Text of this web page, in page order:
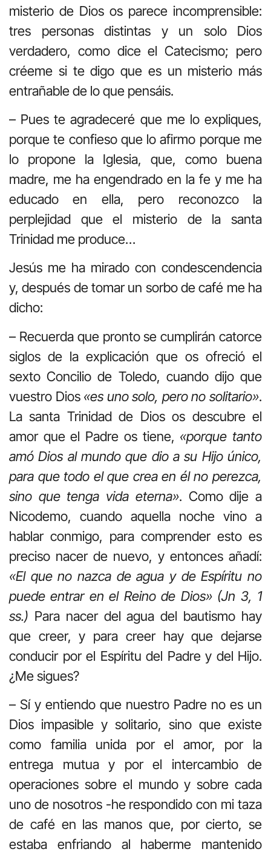
misterio de Dios os parece incomprensible:
tres personas distintas y un solo Dios
verdadero, como dice el Catecismo; pero
créeme si te digo que es un misterio más
entrañable de lo que pensáis.
– Pues te agradeceré que me lo expliques,
porque te confieso que lo afirmo porque me
lo propone la Iglesia, que, como buena
madre, me ha engendrado en la fe y me ha
educado en ella, pero reconozco la
perplejidad que el misterio de la santa
Trinidad me produce…
Jesús me ha mirado con condescendencia
y, después de tomar un sorbo de café me ha
dicho:
– Recuerda que pronto se cumplirán catorce
siglos de la explicación que os ofreció el
sexto Concilio de Toledo, cuando dijo que
vuestro Dios «es uno solo, pero no solitario».
La santa Trinidad de Dios os descubre el
amor que el Padre os tiene, «porque tanto
amó Dios al mundo que dio a su Hijo único,
para que todo el que crea en él no perezca,
sino que tenga vida eterna». Como dije a
Nicodemo, cuando aquella noche vino a
hablar conmigo, para comprender esto es
preciso nacer de nuevo, y entonces añadí:
«El que no nazca de agua y de Espíritu no
puede entrar en el Reino de Dios» (Jn 3, 1
ss.) Para nacer del agua del bautismo hay
que creer, y para creer hay que dejarse
conducir por el Espíritu del Padre y del Hijo.
¿Me sigues?
– Sí y entiendo que nuestro Padre no es un
Dios impasible y solitario, sino que existe
como familia unida por el amor, por la
entrega mutua y por el intercambio de
operaciones sobre el mundo y sobre cada
uno de nosotros -he respondido con mi taza
de café en las manos que, por cierto, se
estaba enfriando al haberme mantenido